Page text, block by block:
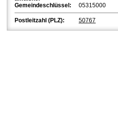
Gemeindeschlüssel:
05315000
Postleitzahl (PLZ): 50767